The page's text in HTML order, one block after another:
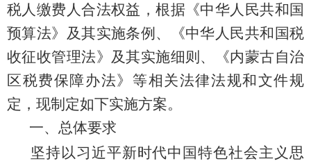
税人缴费人合法权益，根据《中华人民共和国
预算法》及其实施条例、《中华人民共和国税
收征收管理法》及其实施细则、《内蒙古自治
区税费保障办法》等相关法律法规和文件规
定，现制定如下实施方案。
一、 总体要求
坚持以习近平新时代中国特色社会主义思